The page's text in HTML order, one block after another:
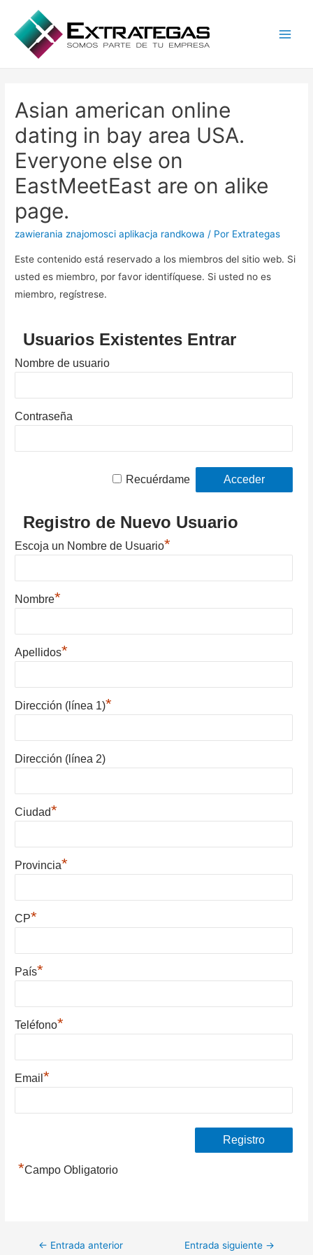
Asian american online
dating in bay area USA.
Everyone else on
EastMeetEast are on alike
page.
zawierania znajomosci aplikacja randkowa / Por Extrategas
Este contenido está reservado a los miembros del sitio web. Si
usted es miembro, por favor identifíquese. Si usted no es
miembro, regístrese.
Usuarios Existentes Entrar
Nombre de usuario
Contraseña
Recuérdame
Registro de Nuevo Usuario
Escoja un Nombre de Usuario*
Nombre*
Apellidos*
Dirección (línea 1)*
Dirección (línea 2)
Ciudad*
Provincia*
CP*
País*
Teléfono*
Email*
*Campo Obligatorio
Navegación
← Entrada anterior Entrada siguiente →